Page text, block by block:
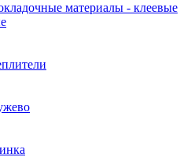
материалы - клеевые